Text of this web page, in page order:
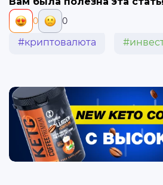
0 0
#криптовалюта